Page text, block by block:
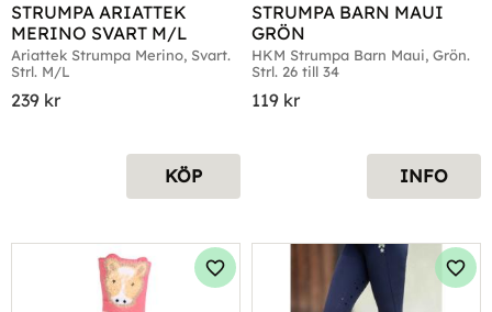
STRUMPA ARIATTEK
MERINO SVART M/L
Ariattek Strumpa Merino, Svart.
Strl. M/L
239 kr
KÖP
STRUMPA BARN MAUI
GRÖN
HKM Strumpa Barn Maui, Grön.
Strl. 26 till 34
119 kr
INFO
Lägg till i favoriter